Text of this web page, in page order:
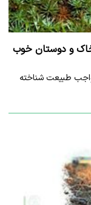
و دوستان خوب
طبیعت شناخته